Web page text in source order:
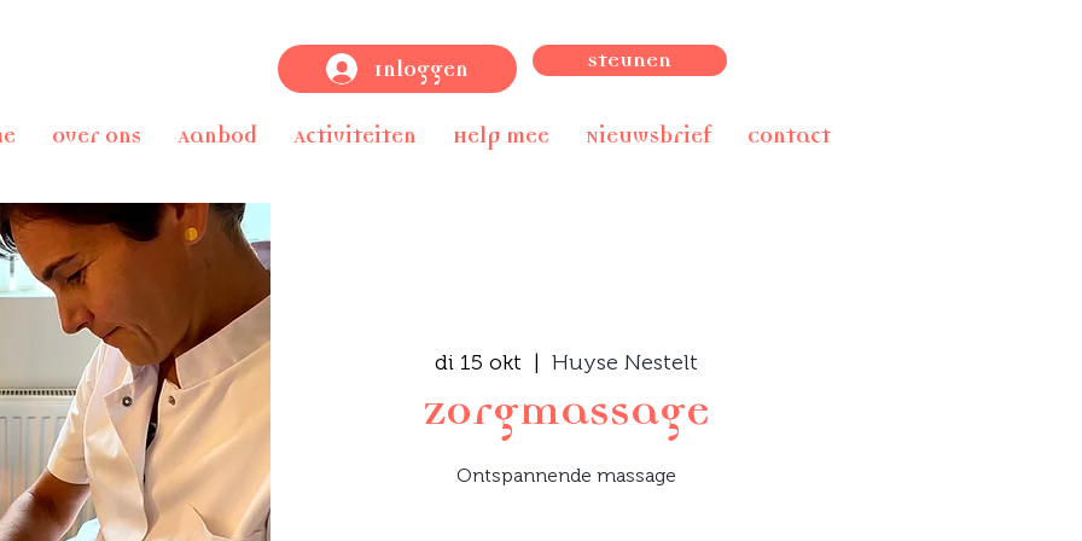
Inloggen Steunen
Over ons Aanbod Activiteiten Help mee Nieuwsbrief Contact
di 15 okt
  |
Huyse Nestelt
Zorgmassage
Ontspannende massage